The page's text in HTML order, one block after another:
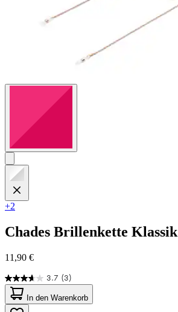
+2
Chades Brillenkette Klassik
11,90 €
3.7 (3)
3.7
von
5
In den Warenkorb